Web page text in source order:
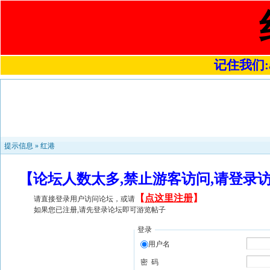
记住我们
提示信息 » 红港
【论坛人数太多,禁止游客访问,请登
请直接登录用户访问论坛，或请 【 点这里注册】
如果您已注册,请先登录论坛即可游览帖子
登录
用户名
密 码